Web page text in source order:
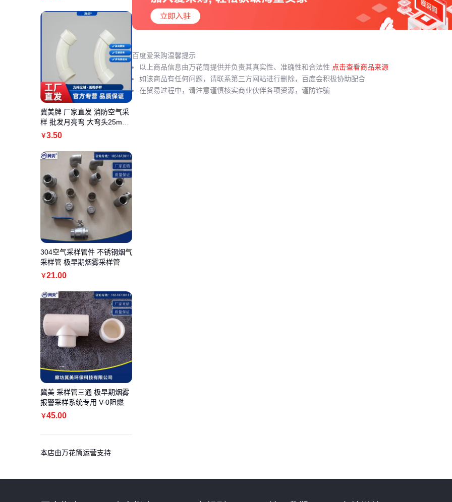
冀美牌 厂家直发 消防空气采
样 批发月亮弯 大弯头25mm
红色大弧弯
￥3.50
304空气采样管件 不锈钢烟气
采样管 极早期烟雾采样管
￥21.00
冀美 采样管三通 极早期烟雾
报警采样系统专用 V-0阻燃
￥45.00
本店由万花筒运营支持
百度爱采购温馨提示
以上商品信息由万花筒提供并负责其真实性、准确性和合法性 点击查看商品来源
如该商品有任何问题，请联系第三方网站进行删除，百度会积极协助配合
在贸易过程中，请注意谨慎核实商业伙伴各项资源，谨防诈骗